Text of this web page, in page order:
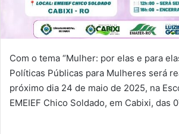
Com o tema “Mulher: por elas e para
Políticas Públicas para Mulheres será
próximo dia 24 de maio de 2025, na
EMEIEF Chico Soldado, em Cabixi, das